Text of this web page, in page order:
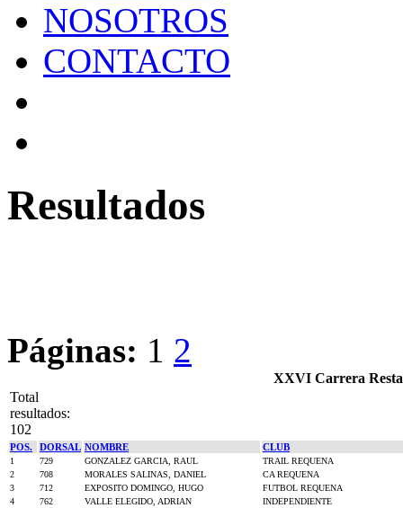
NOSOTROS
CONTACTO
Resultados
Páginas: 1 2
XXVI Carrera
Total
resultados:
102
POS. DORSAL NOMBRE CLUB
1 729 GONZALEZ GARCIA, RAUL
TRAIL REQUENA
2
708 MORALES SALINAS, DANIEL
CA REQUENA
3
712 EXPOSITO DOMINGO, HUGO
FUTBOL REQUENA
4
762 VALLE ELEGIDO, ADRIAN
INDEPENDIENTE